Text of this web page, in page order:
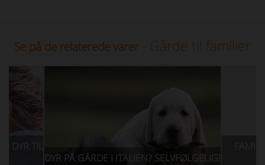
Se på de relaterede varer- Gårde til familier
GÅRDE I ITALIEN? SELVFØLGELIG!
FAMILIE TILBUD TIL